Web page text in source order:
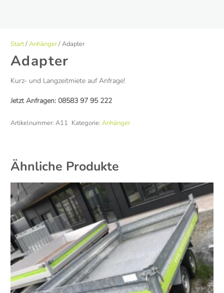
Start/Anhänger/ Adapter
Adapter
Kurz- und Langzeitmiete auf Anfrage!
Jetzt Anfragen: 08583 97 95 222
Artikelnummer: A11 Kategorie:Anhänger
Ähnliche Produkte